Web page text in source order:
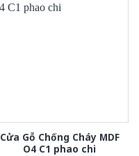
Cửa Gỗ Chống Cháy MDF
O4 C1 phao chi